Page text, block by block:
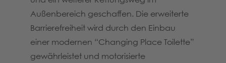
Außenbereich geschaffen. Die erweiterte
Barrierefreiheit wird durch den Einbau
einer modernen “Changing Place Toilette”
gewährleistet und motorisierte